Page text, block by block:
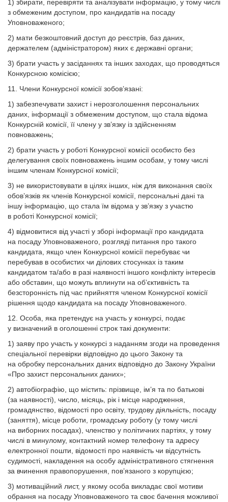
1) збирати, перевіряти та аналізувати інформацію, у тому числі
з обмеженим доступом, про кандидатів на посаду
Уповноваженого;
2) мати безкоштовний доступ до реєстрів, баз даних,
держателем (адміністратором) яких є державні органи;
3) брати участь у засіданнях та інших заходах, що проводяться
Конкурсною комісією;
11. Члени Конкурсної комісії зобов’язані:
1) забезпечувати захист і нерозголошення персональних
даних, інформації з обмеженим доступом, що стала відома
Конкурсній комісії, її члену у зв’язку із здійсненням
повноважень;
2) брати участь у роботі Конкурсної комісії особисто без
делегування своїх повноважень іншим особам, у тому числі
іншим членам Конкурсної комісії;
3) не використовувати в цілях інших, ніж для виконання своїх
обов’язків як членів Конкурсної комісії, персональні дані та
іншу інформацію, що стала їм відома у зв’язку з участю
в роботі Конкурсної комісії;
4) відмовитися від участі у зборі інформації про кандидата
на посаду Уповноваженого, розгляді питання про такого
кандидата, якщо член Конкурсної комісії перебуває чи
перебував в особистих чи ділових стосунках із таким
кандидатом та/або в разі наявності іншого конфлікту інтересів
або обставин, що можуть вплинути на об’єктивність та
безсторонність під час прийняття членом Конкурсної комісії
рішення щодо кандидата на посаду Уповноваженого.
12. Особа, яка претендує на участь у конкурсі, подає
у визначений в оголошенні строк такі документи:
1) заяву про участь у конкурсі з наданням згоди на проведення
спеціальної перевірки відповідно до цього Закону та
на обробку персональних даних відповідно до Закону України
«Про захист персональних даних»;
2) автобіографію, що містить: прізвище, ім’я та по батькові
(за наявності), число, місяць, рік і місце народження,
громадянство, відомості про освіту, трудову діяльність, посаду
(заняття), місце роботи, громадську роботу (у тому числі
на виборних посадах), членство у політичних партіях, у тому
числі в минулому, контактний номер телефону та адресу
електронної пошти, відомості про наявність чи відсутність
судимості, накладення на особу адміністративного стягнення
за вчинення правопорушення, пов’язаного з корупцією;
3) мотиваційний лист, у якому особа викладає свої мотиви
обрання на посаду Уповноваженого та своє бачення можливої